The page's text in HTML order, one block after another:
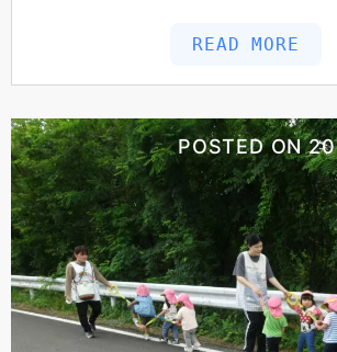
READ MORE
POSTED ON